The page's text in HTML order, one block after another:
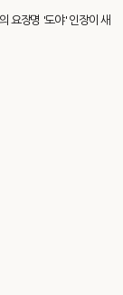
요장명 '도야' 인장이 새